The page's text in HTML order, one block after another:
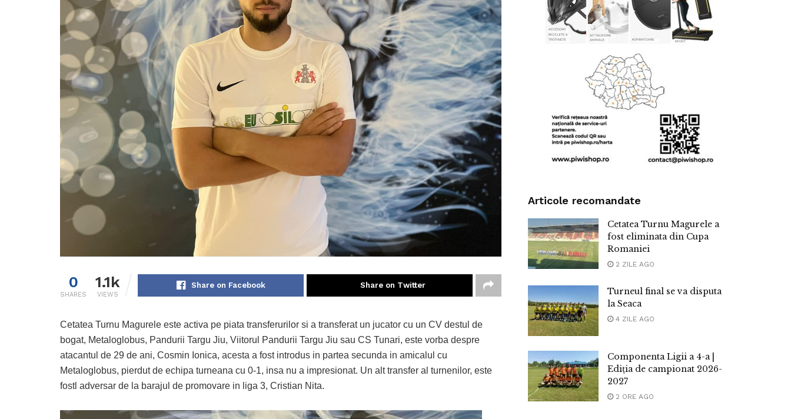
0
SHARES
1.1k
VIEWS
Share on Facebook Share on Twitter
Cetatea Turnu Magurele este activa pe piata transferurilor si a transferat un jucator cu un CV destul de
bogat, Metaloglobus, Pandurii Targu Jiu, Viitorul Pandurii Targu Jiu sau CS Tunari, este vorba despre
atacantul de 29 de ani, Cosmin Ionica, acesta a fost introdus in partea secunda in amicalul cu
Metaloglobus, pierdut de echipa turneana cu 0-1, insa nu a impresionat. Un alt transfer al turnenilor, este
fostl adversar de la barajul de promovare in liga 3, Cristian Nita.
Articole recomandate
Cetatea Turnu Magurele a
fost eliminata din Cupa
Romaniei
2 ZILE AGO
Turneul final se va disputa
la Seaca
4 ZILE AGO
Componenta Ligii a 4-a |
Ediția de campionat 2026-
2027
2 ORE AGO